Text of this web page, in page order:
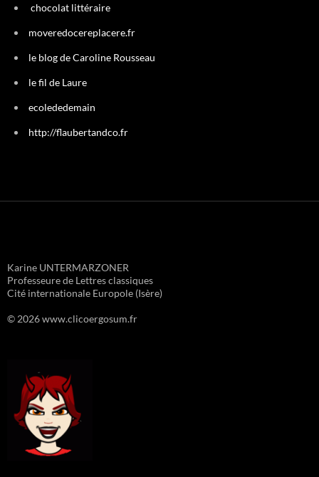
chocolat littéraire
moveredocereplacere.fr
le blog de Caroline Rousseau
le fil de Laure
ecolededemain
http://flaubertandco.fr
Karine UNTERMARZONER
Professeure de Lettres classiques
Cité internationale Europole (Isère)
© 2026 www.clicoergosum.fr